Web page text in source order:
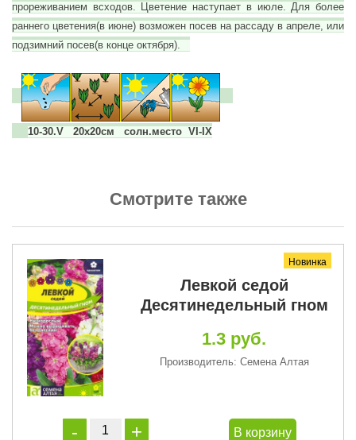
прореживанием всходов. Цветение наступает в июле. Для более
раннего цветения(в июне) возможен посев на рассаду в апреле, или
подзимний посев(в конце октября).
10-30.V 20x20см солн.место VI-IX
Смотрите также
Новинка
Левкой седой
Десятинедельный гном
1.3 руб.
Производитель: Семена Алтая
В корзину